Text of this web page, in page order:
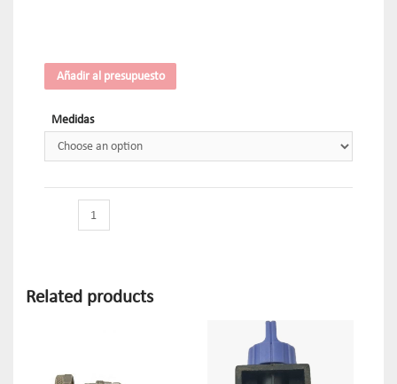
Añadir al presupuesto
Medidas
Related products